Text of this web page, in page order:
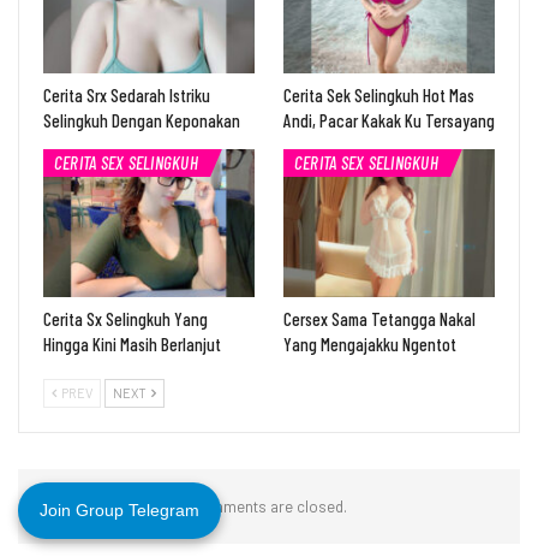
Cerita Srx Sedarah Istriku
Selingkuh Dengan Keponakan
Cerita Sek Selingkuh Hot Mas
Andi, Pacar Kakak Ku Tersayang
CERITA SEX SELINGKUH
Cerita Sx Selingkuh Yang
Hingga Kini Masih Berlanjut
CERITA SEX SELINGKUH
Cersex Sama Tetangga Nakal
Yang Mengajakku Ngentot
PREV NEXT
Comments are closed.
Join Group Telegram